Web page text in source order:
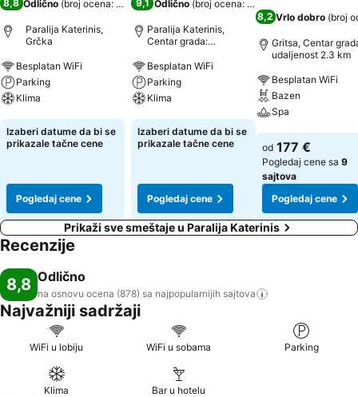
8,8 Odlično (broj ocena: 878 )
Paralija Katerinis,
Grčka
Besplatan WiFi
Parking
Klima
Pogledaj cene
Izaberi datume da bi se
prikazale tačne cene
Pogledaj cene
9,1 Odlično (broj ocena: 443
Paralija Katerinis,
Centar grada:
Besplatan WiFi
Parking
Klima
Pogledaj cene
Izaberi datume da bi se
prikazale tačne cene
Pogledaj cene
8,2 Vrlo dobro (broj
Gritsa, Centar
udaljenost 2.3 km
Besplatan WiFi
Bazen
Spa
Pogledaj cene
od 177 €
Pogledaj cene sa 9
sajtova
Pogledaj cene
Prikaži sve smeštaje u Paralija Katerinis
Recenzije
8,8 Odlično
na osnovu ocena (878) sa najpopularnijih sajtova
Najvažniji sadržaji
WiFi u lobiju WiFi u sobama Parking
Klima Bar u hotelu